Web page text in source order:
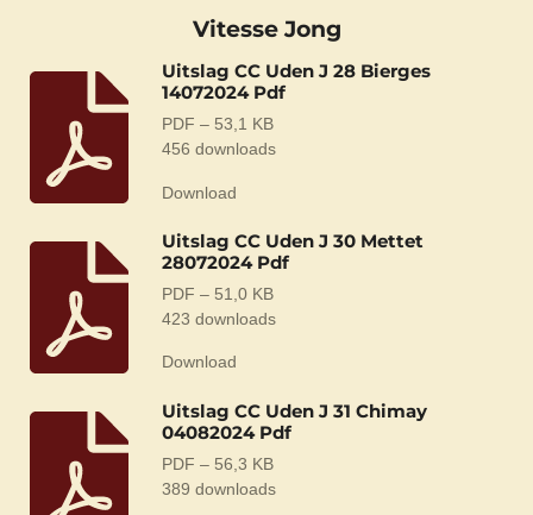
Vitesse Jong
Uitslag CC Uden J 28 Bierges
14072024 Pdf
PDF – 53,1 KB
456 downloads
Download
Uitslag CC Uden J 30 Mettet
28072024 Pdf
PDF – 51,0 KB
423 downloads
Download
Uitslag CC Uden J 31 Chimay
04082024 Pdf
PDF – 56,3 KB
389 downloads